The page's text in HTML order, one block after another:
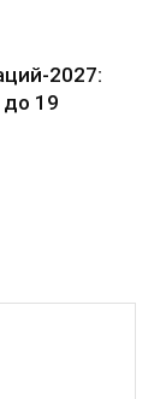
2027:
до 19